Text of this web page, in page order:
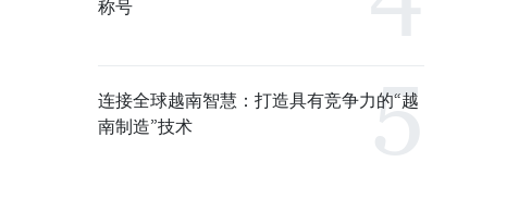
称号
连接全球越南智慧：打造具有竞争力的“越
南制造”技术